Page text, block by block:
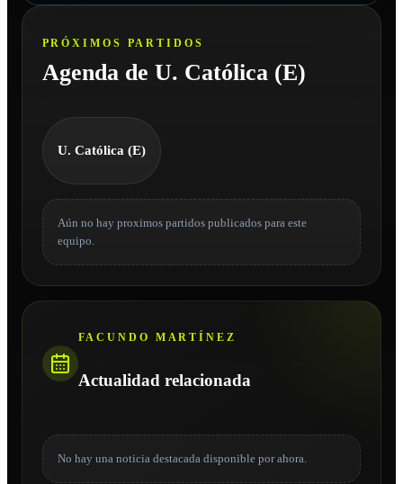
PRÓXIMOS PARTIDOS
Agenda de U. Católica (E)
U. Católica (E)
Aún no hay proximos partidos publicados para este
equipo.
FACUNDO MARTÍNEZ
Actualidad relacionada
No hay una noticia destacada disponible por ahora.